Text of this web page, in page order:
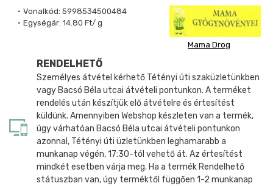
Vonalkód: 5998534500484
Egységár: 14.80 Ft/ g
Mama Drog
RENDELHETŐ
Személyes átvétel kérhető Tétényi úti szaküzletünkben
vagy Bacsó Béla utcai átvételi pontunkon. A terméket
rendelés után készítjük elő átvételre és értesítést
küldünk. Amennyiben Webshop készleten van a termék,
úgy várhatóan Bacsó Béla utcai átvételi pontunkon
azonnal, Tétényi úti üzletünkben leghamarabb a
munkanap végén, 17:30-tól vehető át. Az értesítést
mindkét esetben várja meg. Ha a termék Rendelhető
státuszban van, úgy terméktől függően 1-2 munkanap